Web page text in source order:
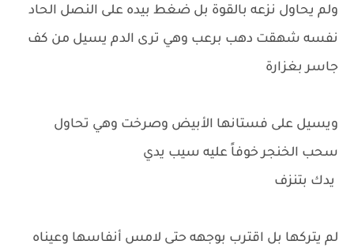
ولم يحاول نزعه بالقوة بل ضغط بيده على النصل الحاد
نفسه شهقت دهب برعب وهي ترى الدم يسيل من كف
جاسر بغزارة
ويسيل على فستانها الأبيض وصرخت وهي تحاول
سحب الخنجر خوفاً عليه سيب يدي
يدك بتنزف
لم يتركها بل اقترب بوجهه حتى لامس أنفاسها وعيناه